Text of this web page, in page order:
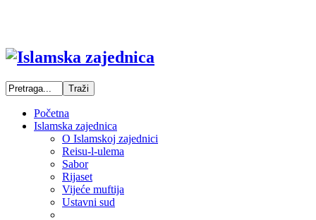
Početna
Islamska zajednica
O Islamskoj zajednici
Reisu-l-ulema
Sabor
Rijaset
Vijeće muftija
Ustavni sud